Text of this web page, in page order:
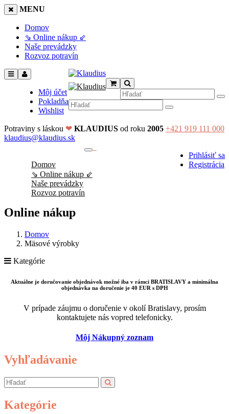
MENU
Domov
⇘ Online nákup ⇙
Naše prevádzky
Rozvoz potravín
Môj účet
Pokladňa
Wishlist
Potraviny s láskou ❤ KLAUDIUS od roku 2005 +421 919 111 000
klaudius@klaudius.sk
Prihlásiť sa
Registrácia
Domov
⇘ Online nákup ⇙
Naše prevádzky
Rozvoz potravín
Online nákup
Domov
Mäsové výrobky
Kategórie
Aktuálne je doručovanie objednávok možné iba v rámci BRATISLAVY a minimálna
objednávka na doručenie je 40 EUR s DPH
V prípade záujmu o doručenie v okolí Bratislavy, prosím
kontaktujete nás vopred telefonicky.
Môj Nákupný zoznam
Vyhľadávanie
Kategórie